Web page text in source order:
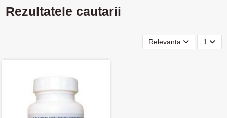
Rezultatele cautarii
Relevanta 1